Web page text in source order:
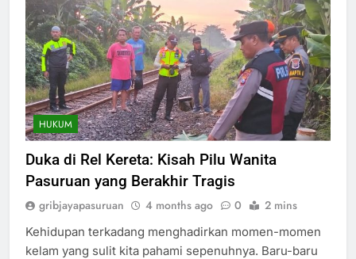
HUKUM
Duka di Rel Kereta: Kisah Pilu Wanita
Pasuruan yang Berakhir Tragis
gribjayapasuruan 4 months ago 0 2 mins
Kehidupan terkadang menghadirkan momen-momen
kelam yang sulit kita pahami sepenuhnya. Baru-baru